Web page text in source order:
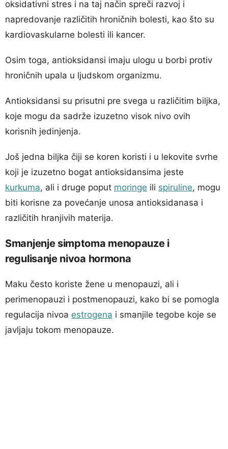
oksidativni stres i na taj način spreči razvoj i
napredovanje različitih hroničnih bolesti, kao što su
kardiovaskularne bolesti ili kancer.
Osim toga, antioksidansi imaju ulogu u borbi protiv
hroničnih upala u ljudskom organizmu.
Antioksidansi su prisutni pre svega u različitim biljka,
koje mogu da sadrže izuzetno visok nivo ovih
korisnih jedinjenja.
Još jedna biljka čiji se koren koristi i u lekovite svrhe
koji je izuzetno bogat antioksidansima jeste
kurkuma, ali i druge poput moringe ili spiruline, mogu
biti korisne za povećanje unosa antioksidanasa i
različitih hranjivih materija.
Smanjenje simptoma menopauze i
regulisanje nivoa hormona
Maku često koriste žene u menopauzi, ali i
perimenopauzi i postmenopauzi, kako bi se pomogla
regulacija nivoa estrogena i smanjile tegobe koje se
javljaju tokom menopauze.